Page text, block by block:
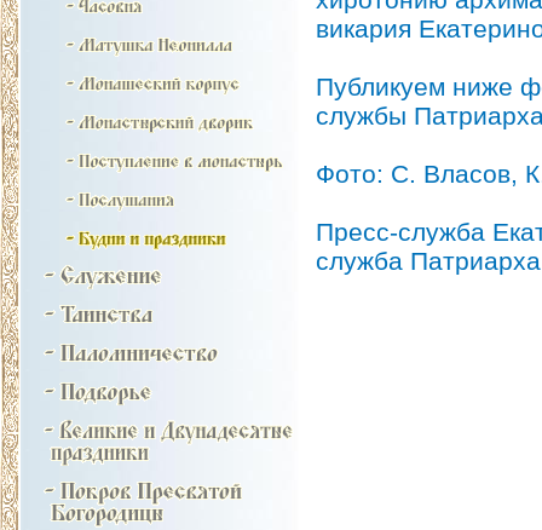
викария
Публикуем ниже
службы
Фото: С. Власов,
Пресс-служба
служба